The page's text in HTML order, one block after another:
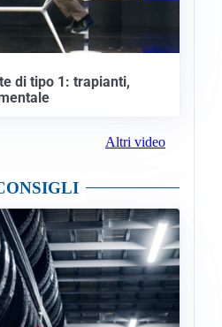
di tipo 1: trapianti,
Altri video